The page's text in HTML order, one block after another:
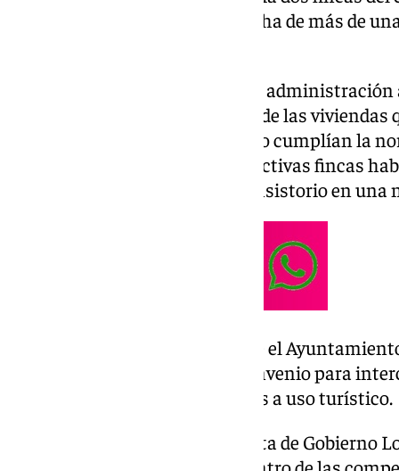
ha detectado la puesta en marcha de más de
Del mismo modo, solicitará a la
registro de actividad, en el caso de las
con el mismo, ya que «no sólo no cumplían la
dos intervenciones en las respectivas fincas
urbanística», ha indicado el Consistorio en una
En junio pasado se anunció que el
firmarán próximamente un convenio para
materia de viviendas destinadas a uso turístico.
El acuerdo fue aprobado en Junta de Gobierno